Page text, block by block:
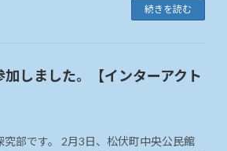
続きを読む
しました。【インターアクト
部です。 2月3日、松伏町中央公民館